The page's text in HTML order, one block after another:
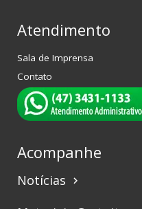
Atendimento
Sala de Imprensa
Contato
Acompanhe
Notícias keyboard_arrow_right